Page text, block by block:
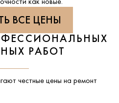
как новые.
ВСЕ ЦЕНЫ
РАБОТ
честные цены на ремонт